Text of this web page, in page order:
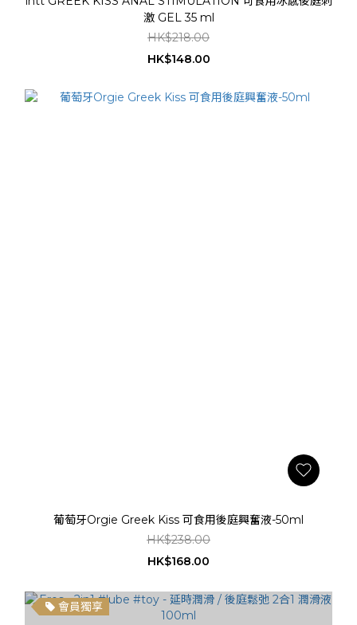
激 GEL 35 ml
HK$218.00
HK$148.00
葡萄牙Orgie Greek Kiss 可食用後庭興奮液-50ml
HK$238.00
HK$168.00
會員獨享